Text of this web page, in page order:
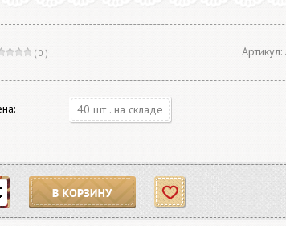
( 0 ) Артикул:
40 шт . на складе
В корзину Отложить